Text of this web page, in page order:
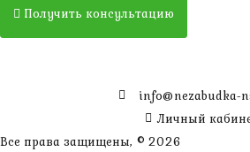
Получить консультацию
info@nezabudka-
Личный
Все права защищены, © 2026